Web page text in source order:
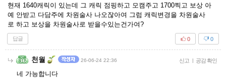
현재 1640캐릭이 있는데 그 캐릭 점핑하고 모캠주고 1700찍고 보상 아
예 안받고 다담주에 차원술사 나오잖아여 그럼 캐릭변경을 차원술사
로 하고 보상을 차원술사로 받을수있는건가여?
답글 0
0
천월 26-06-24 22:36 신고 | 공감 확인
네 가능합니다